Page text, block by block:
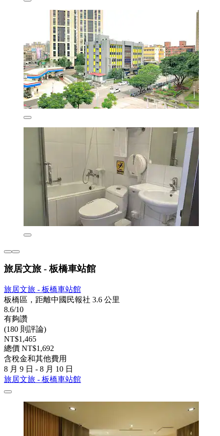
旅居文旅 - 板橋車站館
旅居文旅 - 板橋車站館
板橋區，距離中國民報社 3.6 公里
8.6/10
有夠讚
(180 則評論)
NT$1,465
總價 NT$1,692
含稅金和其他費用
8 月 9 日 - 8 月 10 日
旅居文旅 - 板橋車站館